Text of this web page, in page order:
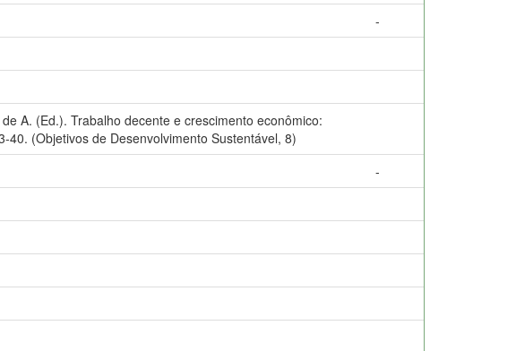
-
A. (Ed.). Trabalho decente e crescimento econômico:
(Objetivos de Desenvolvimento Sustentável, 8)
-